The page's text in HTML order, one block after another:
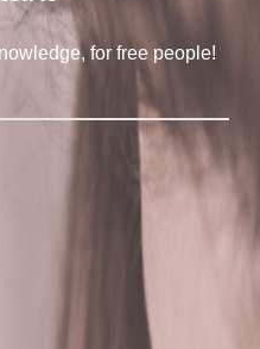
for free people!